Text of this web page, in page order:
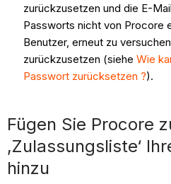
zurückzusetzen und die E-
Passworts nicht von Procore
Benutzer, erneut zu
zurückzusetzen (siehe Wie
Passwort zurücksetzen ?).
Fügen Sie Procore
‚Zulassungsliste‘
hinzu